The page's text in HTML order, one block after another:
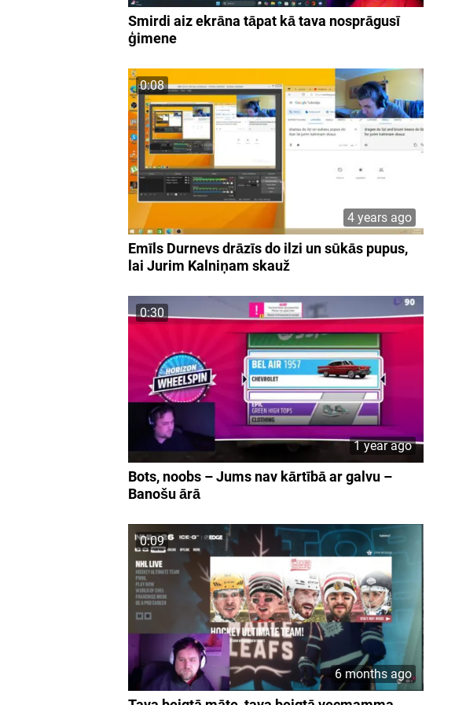
Smirdi aiz ekrāna tāpat kā tava nosprāgusī
ģimene
0:08
4 years ago
Emīls Durnevs drāzīs do ilzi un sūkās pupus,
lai Jurim Kalniņam skauž
0:30
1 year ago
Bots, noobs – Jums nav kārtībā ar galvu –
Banošu ārā
0:09
6 months ago